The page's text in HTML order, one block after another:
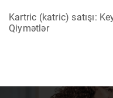
Kartric (katric) satışı:
Qiymətlər